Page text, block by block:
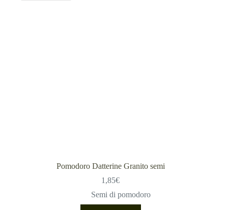
Pomodoro Datterine Granito semi
1,85€
Semi di pomodoro